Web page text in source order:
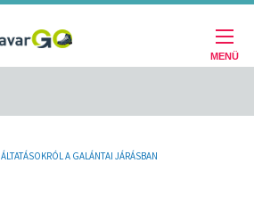
MENÜ
A GALÁNTAI JÁRÁSBAN